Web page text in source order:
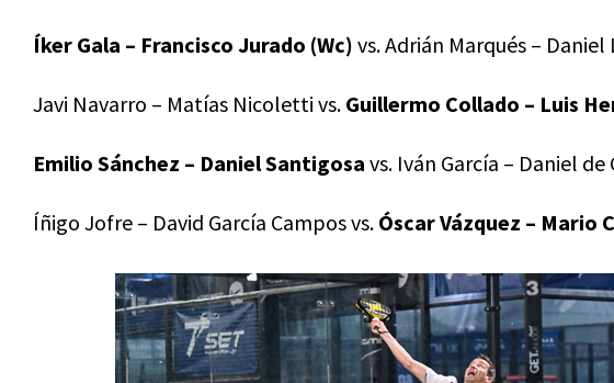
Íker Gala – Francisco Jurado (Wc) vs. Adrián Marqués – Daniel
Javi Navarro – Matías Nicoletti vs. Guillermo Collado – Luis
Emilio Sánchez – Daniel Santigosa vs. Iván García – Daniel
Íñigo Jofre – David García Campos vs. Óscar Vázquez – Mario